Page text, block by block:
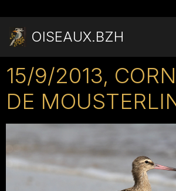
OISEAUX.BZH
15/9/2013,
DE